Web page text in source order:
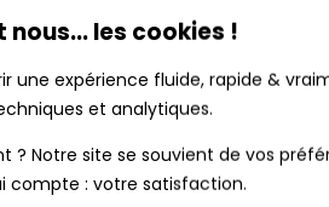
nous... les cookies !
une expérience fluide, rapide &
et analytiques.
? Notre site se souvient de vos
compte : votre satisfaction.